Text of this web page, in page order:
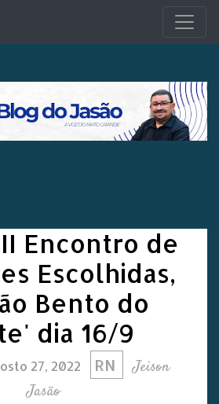
Encontro de
Escolhidas,
Bento do
dia 16/9
27, 2022 RN
Jeison
Jasão